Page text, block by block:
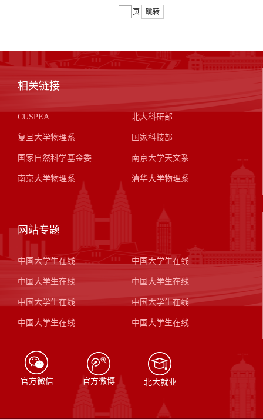
页 跳转
相关链接
CUSPEA 北大科研部
复旦大学物理系 国家科技部
国家自然科学基金委 南京大学天文系
南京大学物理系 清华大学物理系
网站专题
中国大学生在线 中国大学生在线
中国大学生在线 中国大学生在线
中国大学生在线 中国大学生在线
中国大学生在线 中国大学生在线
官方微信 官方微博 北大就业